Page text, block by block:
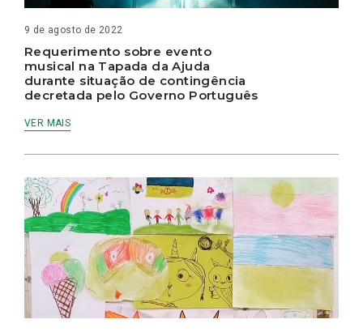
9 de agosto de 2022
Requerimento sobre evento
musical na Tapada da Ajuda
durante situação de contingência
decretada pelo Governo Português
VER MAIS